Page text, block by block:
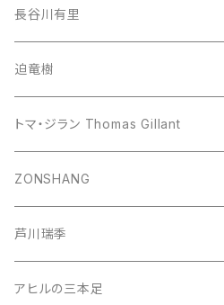
長谷川有里
迫竜樹
トマ・ジラン Thomas Gillant
ZONSHANG
芦川瑞季
アヒルの三本足